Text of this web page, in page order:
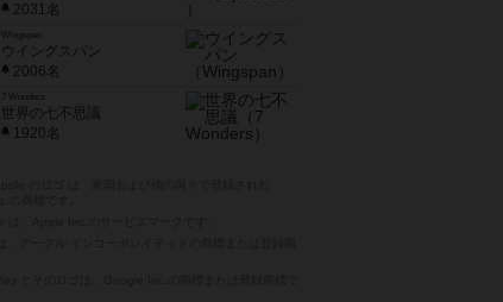
2031名
Wingspan
ウイングスパン
2006名
7 Wonders
世界の七不思議
1920名